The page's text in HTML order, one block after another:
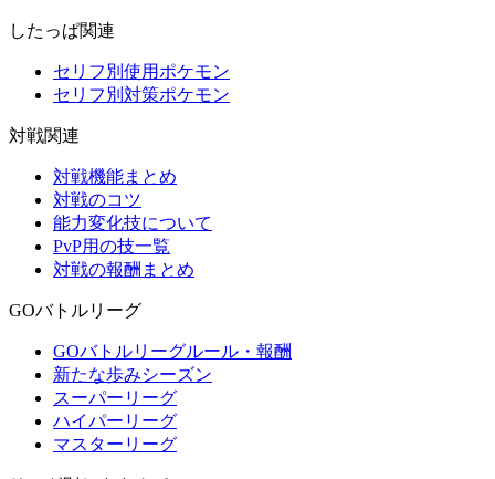
したっぱ関連
セリフ別使用ポケモン
セリフ別対策ポケモン
対戦関連
対戦機能まとめ
対戦のコツ
能力変化技について
PvP用の技一覧
対戦の報酬まとめ
GOバトルリーグ
GOバトルリーグルール・報酬
新たな歩みシーズン
スーパーリーグ
ハイパーリーグ
マスターリーグ